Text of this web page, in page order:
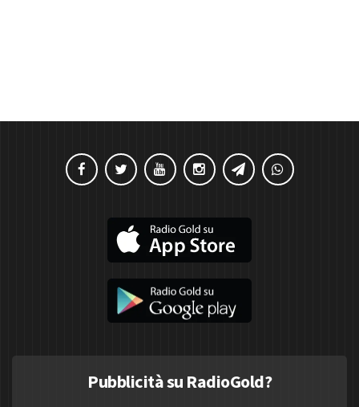
Pubblicità su RadioGold?